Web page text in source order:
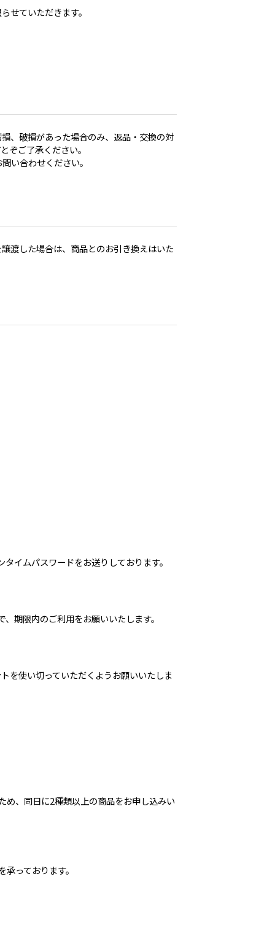
せていただきます。
、破損があった場合のみ、返品・交換の対
ぞご了承ください。
い合わせください。
渡した場合は、商品とのお引き換えはいた
イムパスワードをお送りしております。
期限内のご利用をお願いいたします。
を使い切っていただくようお願いいたしま
め、同日に2種類以上の商品をお申し込みい
っております。